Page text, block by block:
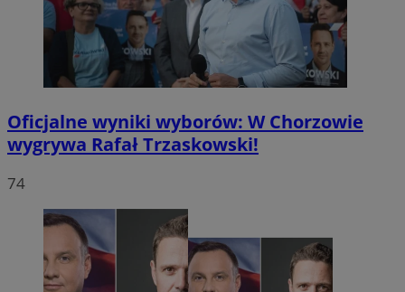
Oficjalne wyniki wyborów: W Chorzowie
wygrywa Rafał Trzaskowski!
74